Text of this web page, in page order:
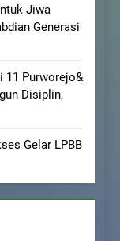
Jiwa
Generasi
11 Purworejo&
Disiplin,
Gelar LPBB